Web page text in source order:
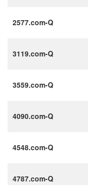
2577.com-Q
3119.com-Q
3559.com-Q
4090.com-Q
4548.com-Q
4787.com-Q